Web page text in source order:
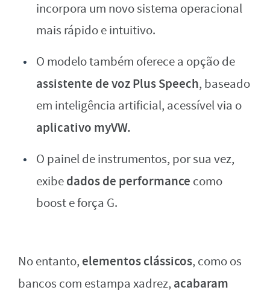
incorpora um novo sistema operacional
mais rápido e intuitivo.
O modelo também oferece a opção de
assistente de voz Plus Speech, baseado
em inteligência artificial, acessível via o
aplicativo myVW.
O painel de instrumentos, por sua vez,
exibedados de performance como
boost e força G.
No entanto, elementos clássicos, como os
bancos com estampa xadrez, acabaram